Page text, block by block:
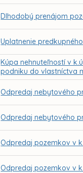
Dlhodobý prenájom
Uplatnenie
Kúpa nehnuteľností v
podniku do vlastníctva
Odpredaj nebytového
Odpredaj nebytového
Odpredaj pozemkov v
Odpredaj pozemkov v